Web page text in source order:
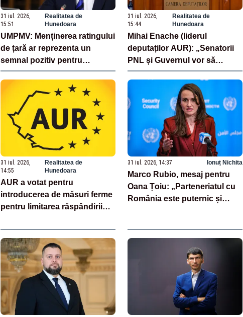
31 iul. 2026,
15:51
Realitatea de
Hunedoara
UMPMV: Menținerea ratingului
de țară ar reprezenta un
semnal pozitiv pentru
România. Autoritățile trebuie
să continue consolidarea
stabilității economice și
financiare
31 iul. 2026,
15:44
Realitatea de
Hunedoara
Mihai Enache (liderul
deputaților AUR): „Senatorii
PNL și Guvernul vor să
scoată la vânzare bunuri
publice pentru a stinge
datoriile pentru vaccinurile
Pfizer!”
31 iul. 2026,
14:55
Realitatea de
Hunedoara
AUR a votat pentru
introducerea de măsuri ferme
pentru limitarea răspândirii
africane
31 iul. 2026, 14:37 Ionuț Nichita
Marco Rubio, mesaj pentru
Oana Țoiu: „Parteneriatul cu
România este puternic și